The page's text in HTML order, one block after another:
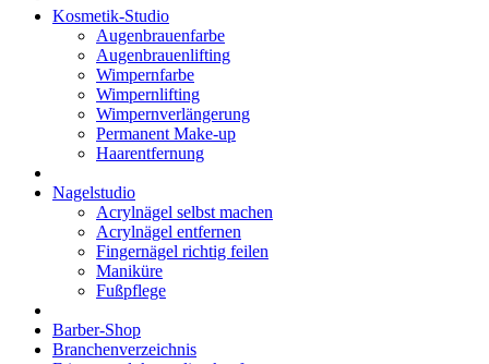
Kosmetik-Studio
Augenbrauenfarbe
Augenbrauenlifting
Wimpernfarbe
Wimpernlifting
Wimpernverlängerung
Permanent Make-up
Haarentfernung
Nagelstudio
Acrylnägel selbst machen
Acrylnägel entfernen
Fingernägel richtig feilen
Maniküre
Fußpflege
Barber-Shop
Branchenverzeichnis